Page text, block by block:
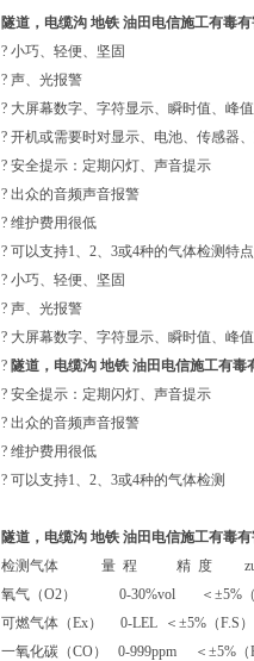
隧道，电缆沟 地铁 油田电信施工有毒
? 小巧、轻便、坚固
? 声、光报警
? 大屏幕数字、字符显示、瞬时值、峰
? 开机或需要时对显示、电池、传感器
? 安全提示：定期闪灯、声音提示
? 出众的音频声音报警
? 维护费用很低
? 可以支持1、2、3或4种的气体检测特点
? 小巧、轻便、坚固
? 声、光报警
? 大屏幕数字、字符显示、瞬时值、峰
? 隧道，电缆沟 地铁 油田电信施工有毒
? 安全提示：定期闪灯、声音提示
? 出众的音频声音报警
? 维护费用很低
? 可以支持1、2、3或4种的气体检测
隧道，电缆沟 地铁 油田电信施工有毒
检测气体 量 程 精 度 zui小
氧气（O2） 0-30%vol ＜±5%（
可燃气体（Ex） 0-LEL ＜±5%（
一氧化碳（CO） 0-999ppm ＜